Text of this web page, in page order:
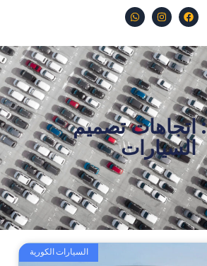
Tag: اتجاهات تصميم
السيارات
السيارات الكورية